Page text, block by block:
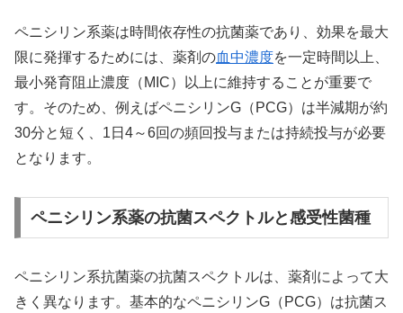
ペニシリン系薬は時間依存性の抗菌薬であり、効果を最大
限に発揮するためには、薬剤の血中濃度を一定時間以上、
最小発育阻止濃度（MIC）以上に維持することが重要で
す。そのため、例えばペニシリンG（PCG）は半減期が約
30分と短く、1日4～6回の頻回投与または持続投与が必要
となります。
ペニシリン系薬の抗菌スペクトルと感受性菌種
ペニシリン系抗菌薬の抗菌スペクトルは、薬剤によって大
きく異なります。基本的なペニシリンG（PCG）は抗菌ス